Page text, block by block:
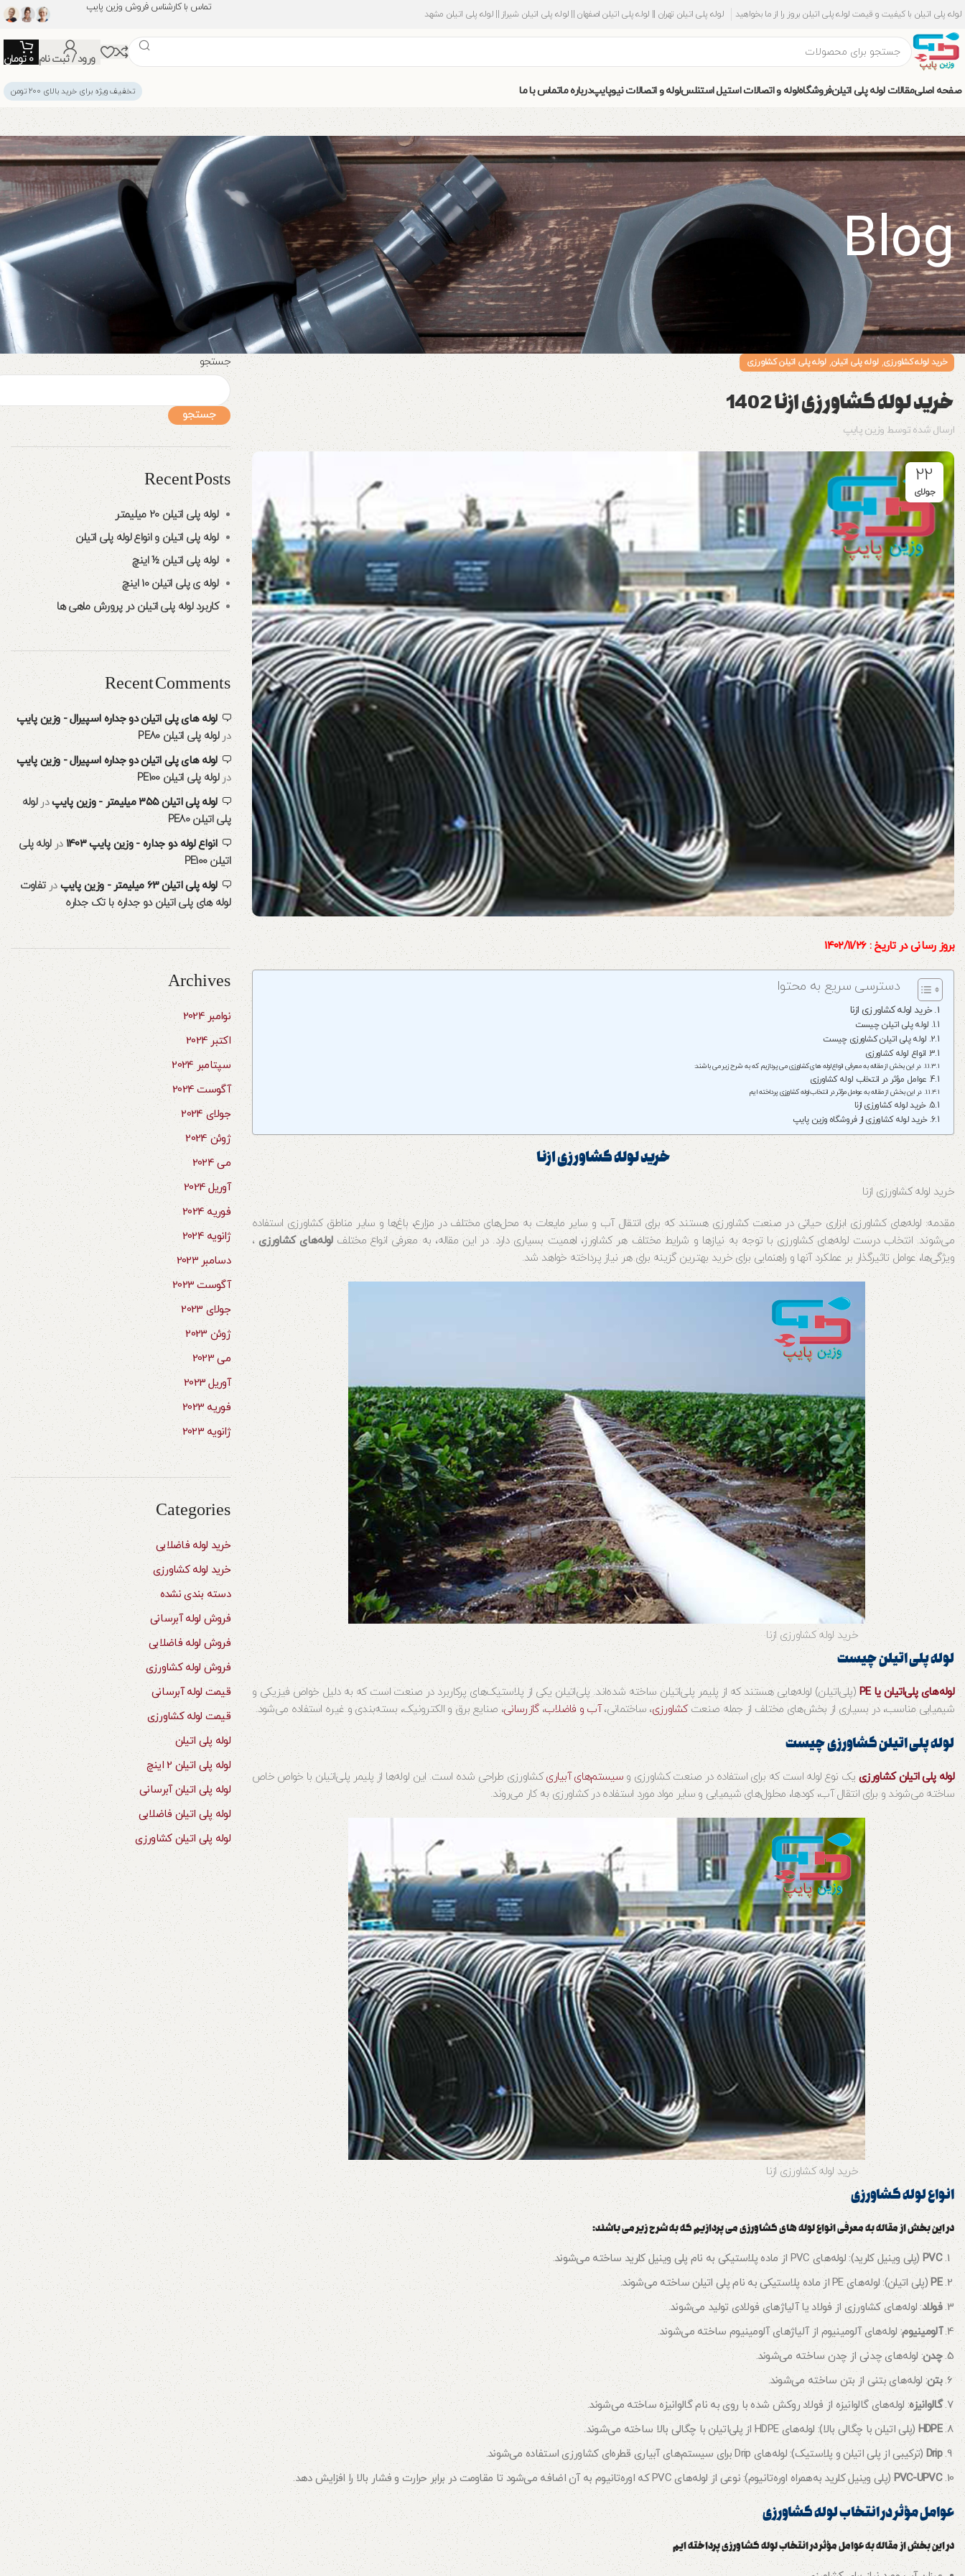
لوله پلی اتیلن با کیفیت و قیمت لوله پلی اتیلن بروز را از ما بخواهید لوله پلی اتیلن تهران || لوله پلی اتیلن اصفهان || لوله پلی اتیلن شیراز || لوله پلی اتیلن مشهد
تماس با کارشناس فروش وزین پایپ
ورود / ثبت نام 0 تومان
صفحه اصلیمقالات لوله پلی اتیلنفروشگاهلوله و اتصالات استیل استنلسلوله و اتصالات نیوپایپدرباره ماتماس با ما تخفیف ویژه برای خرید بالای ۲۰۰ تومن
Blog
خرید لوله کشاورزی,لوله پلی اتیلن,لوله پلی اتیلن کشاورزی
خرید لوله کشاورزی ازنا 1402
ارسال شده توسطوزین پایپ
22
جولای
بروز رسانی در تاریخ : ۱۴۰۲/۱۱/۲۶
دسترسی سریع به محتوا
خرید لوله کشاورزی ازنا
لوله پلی اتیلن چیست
لوله پلی اتیلن کشاورزی چیست
انواع لوله کشاورزی
در این بخش از مقاله به معرفی انواع لوله های کشاورزی می پردازیم که به شرح زیر می باشند:
عوامل مؤثر در انتخاب لوله‌ کشاورزی
در این بخش از مقاله به عوامل مؤثر در انتخاب لوله کشاورزی پرداخته ایم
خرید لوله کشاورزی ازنا
خرید لوله کشاورزی از فروشگاه وزین پایپ
خرید لوله کشاورزی ازنا
خرید لوله کشاورزی ازنا
مقدمه: لوله‌های کشاورزی ابزاری حیاتی در صنعت کشاورزی هستند که برای انتقال آب و سایر مایعات به محل‌های مختلف در مزارع، باغ‌ها و سایر مناطق کشاورزی استفاده
می‌شوند. انتخاب درست لوله‌های کشاورزی با توجه به نیازها و شرایط مختلف هر کشاورز، اهمیت بسیاری دارد. در این مقاله، به معرفی انواع مختلفلوله‌های کشاورزی،
ویژگی‌ها، عوامل تاثیرگذار بر عملکرد آنها و راهنمایی برای خرید بهترین گزینه برای هر نیاز پرداخته خواهد شد.
خرید لوله کشاورزی ازنا
لوله پلی اتیلن چیست
لوله‌های پلی‌اتیلن یا PE
(پلی‌اتیلن) لوله‌هایی هستند که از پلیمر پلی‌اتیلن ساخته شده‌اند. پلی‌اتیلن یکی از پلاستیک‌های پرکاربرد در صنعت است که به دلیل خواص فیزیکی و
شیمیایی مناسب، در بسیاری از بخش‌های مختلف از جمله صنعتکشاورزی، ساختمانی،آب و فاضلاب،گازرسانی، صنایع برق و الکترونیک، بسته‌بندی و غیره استفاده می‌شود.
لوله پلی اتیلن کشاورزی چیست
لوله پلی اتیلن کشاورزییک نوع لوله است که برای استفاده در صنعت کشاورزی وسیستم‌های آبیاریکشاورزی طراحی شده است. این لوله‌ها از پلیمر پلی‌اتیلن با خواص خاص
ساخته می‌شوند و برای انتقال آب، کودها، محلول‌های شیمیایی و سایر مواد مورد استفاده در کشاورزی به کار می‌روند.
خرید لوله کشاورزی ازنا
انواع لوله کشاورزی
در این بخش از مقاله به معرفی انواع لوله های کشاورزی می پردازیم که به شرح زیر می باشند:
PVC(پلی وینیل کلرید): لوله‌های PVC از ماده پلاستیکی به نام پلی وینیل کلرید ساخته می‌شوند.
PE(پلی اتیلن): لوله‌های PE از ماده پلاستیکی به نام پلی اتیلن ساخته می‌شوند.
فولاد: لوله‌های کشاورزی از فولاد یا آلیاژهای فولادی تولید می‌شوند.
آلومینیوم: لوله‌های آلومینیوم از آلیاژهای آلومینیوم ساخته می‌شوند.
چدن: لوله‌های چدنی از چدن ساخته می‌شوند.
بتن: لوله‌های بتنی از بتن ساخته می‌شوند.
گالوانیزه: لوله‌های گالوانیزه از فولاد روکش شده با روی به نام گالوانیزه ساخته می‌شوند.
HDPE (پلی اتیلن با چگالی بالا): لوله‌های HDPE از پلی‌اتیلن با چگالی بالا ساخته می‌شوند.
Drip(ترکیبی از پلی اتیلن و پلاستیک): لوله‌های Drip برای سیستم‌های آبیاری قطره‌ای کشاورزی استفاده می‌شوند.
PVC-UPVC(پلی وینیل کلرید به‌همراه اوره‌تانیوم): نوعی از لوله‌های PVC که اوره‌تانیوم به آن اضافه می‌شود تا مقاومت در برابر حرارت و فشار بالا را افزایش دهد.
عوامل مؤثر در انتخاب لوله‌ کشاورزی
در این بخش از مقاله به عوامل مؤثر در انتخاب لوله کشاورزی پرداخته ایم
جستجو
جستجو
Recent Posts
لوله پلی اتیلن 20 میلیمتر
لوله پلی اتیلن و انواع لوله پلی اتیلن
لوله پلی اتیلن ½ اینچ
لوله ی پلی اتیلن 10 اینچ
کاربرد لوله پلی اتیلن در پرورش ماهی ها
Recent Comments
لوله های پلی اتیلن دو جداره اسپیرال - وزین پایپ
درلوله پلی اتیلن PE80
لوله های پلی اتیلن دو جداره اسپیرال - وزین پایپ
درلوله پلی اتیلن PE100
لوله پلی اتیلن ۳۵۵ میلیمتر - وزین پایپ
درلوله
پلی اتیلن PE80
انواع لوله دو جداره - وزین پایپ 1403
درلوله پلی
اتیلن PE100
لوله پلی اتیلن 63 میلیمتر - وزین پایپ
درتفاوت
لوله های پلی اتیلن دو جداره با تک جداره
Archives
نوامبر 2024
اکتبر 2024
سپتامبر 2024
آگوست 2024
جولای 2024
ژوئن 2024
می 2024
آوریل 2024
فوریه 2024
ژانویه 2024
دسامبر 2023
آگوست 2023
جولای 2023
ژوئن 2023
می 2023
آوریل 2023
فوریه 2023
ژانویه 2023
Categories
خرید لوله فاضلابی
خرید لوله کشاورزی
دسته بندی نشده
فروش لوله آبرسانی
فروش لوله فاضلابی
فروش لوله کشاورزی
قیمت لوله آبرسانی
قیمت لوله کشاورزی
لوله پلی اتیلن
لوله پلی اتیلن 2 اینچ
لوله پلی اتیلن آبرسانی
لوله پلی اتیلن فاضلابی
لوله پلی اتیلن کشاورزی